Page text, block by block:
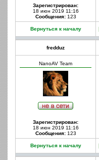
Зарегистрирован:
18 июн 2019 11:16
Сообщения:123
Вернуться к началу
fredduz
NanoAV Team
Зарегистрирован:
18 июн 2019 11:16
Сообщения:123
Вернуться к началу